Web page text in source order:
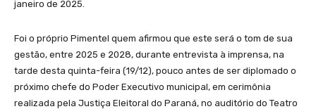
janeiro de 2025.
Foi o próprio Pimentel quem afirmou que este será o tom de sua
gestão, entre 2025 e 2028, durante entrevista à imprensa, na
tarde desta quinta-feira (19/12), pouco antes de ser diplomado o
próximo chefe do Poder Executivo municipal, em cerimônia
realizada pela Justiça Eleitoral do Paraná, no auditório do Teatro